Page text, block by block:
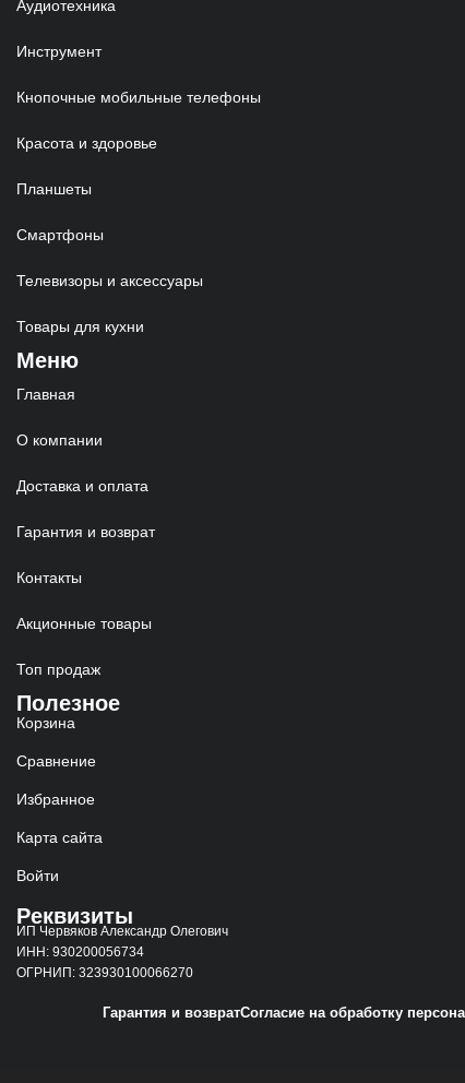
Аудиотехника
Инструмент
Кнопочные мобильные телефоны
Красота и здоровье
Планшеты
Смартфоны
Телевизоры и аксессуары
Товары для кухни
Меню
Главная
О компании
Доставка и оплата
Гарантия и возврат
Контакты
Акционные товары
Топ продаж
Полезное
Корзина
Сравнение
Избранное
Карта сайта
Войти
Реквизиты
ИП Червяков Александр Олегович
ИНН: 930200056734
ОГРНИП: 323930100066270
Гарантия и возвратСогласие на обработку